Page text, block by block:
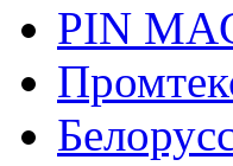
PIN